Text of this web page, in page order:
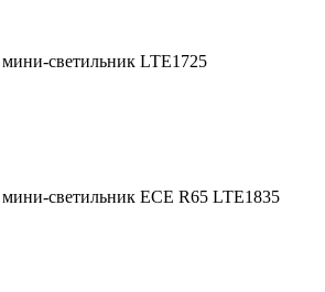
светильник LTE1725
светильник ECE R65 LTE1835